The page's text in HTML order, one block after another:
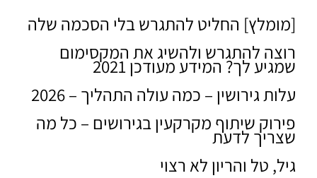
[מומלץ] החליט להתגרש בלי הסכמה שלה
רוצה להתגרש ולהשיג את המקסימום
שמגיע לך? המידע מעודכן 2021
עלות גירושין – כמה עולה התהליך – 2026
פירוק שיתוף מקרקעין בגירושים – כל מה
שצריך לדעת
גיל, טל והריון לא רצוי